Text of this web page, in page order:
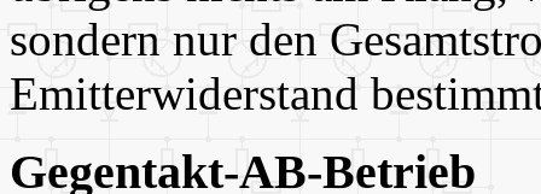
sondern nur den
Emitterwiderstand
Gegentakt-AB-Betrieb